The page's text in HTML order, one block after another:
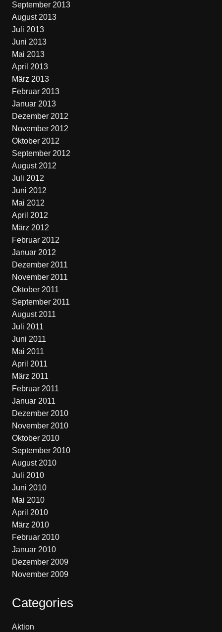
September 2013
August 2013
Juli 2013
Juni 2013
Mai 2013
April 2013
März 2013
Februar 2013
Januar 2013
Dezember 2012
November 2012
Oktober 2012
September 2012
August 2012
Juli 2012
Juni 2012
Mai 2012
April 2012
März 2012
Februar 2012
Januar 2012
Dezember 2011
November 2011
Oktober 2011
September 2011
August 2011
Juli 2011
Juni 2011
Mai 2011
April 2011
März 2011
Februar 2011
Januar 2011
Dezember 2010
November 2010
Oktober 2010
September 2010
August 2010
Juli 2010
Juni 2010
Mai 2010
April 2010
März 2010
Februar 2010
Januar 2010
Dezember 2009
November 2009
Categories
Aktion